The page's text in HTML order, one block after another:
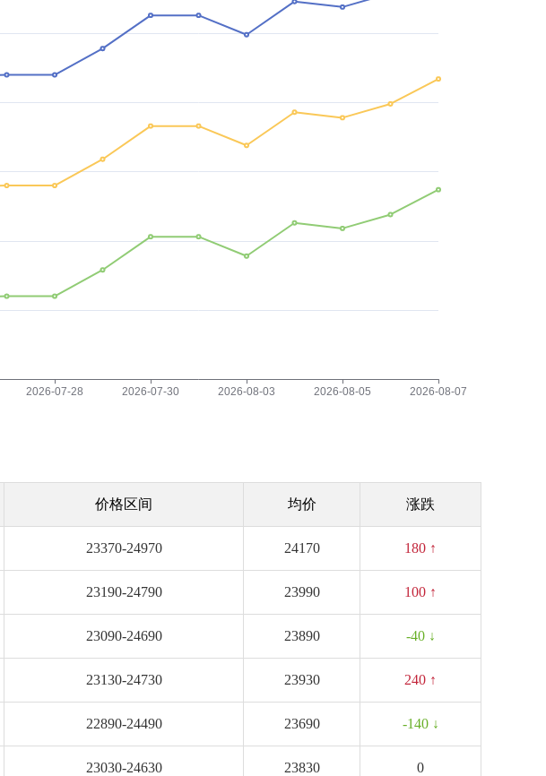
价格区间 均价 涨跌
23370-24970 24170 180 ↑
23190-24790 23990 100 ↑
23090-24690 23890 -40 ↓
23130-24730 23930 240 ↑
22890-24490 23690 -140 ↓
23030-24630 23830 0